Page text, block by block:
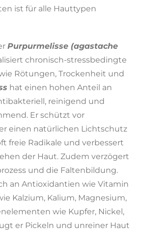
ist für alle Hauttypen
Purpurmelisse (agastache
chronisch-stressbedingte
Rötungen, Trockenheit und
hat einen hohen Anteil an
reinigend und
Er schützt vor
einen natürlichen Lichtschutz
freie Radikale und verbessert
der Haut. Zudem verzögert
und die Faltenbildung.
an Antioxidantien wie Vitamin
Kalzium, Kalium, Magnesium,
wie Kupfer, Nickel,
er Pickeln und unreiner Haut